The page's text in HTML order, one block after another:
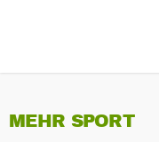
MEHR SPORT